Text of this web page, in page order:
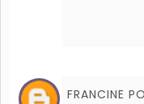
FRANCINE